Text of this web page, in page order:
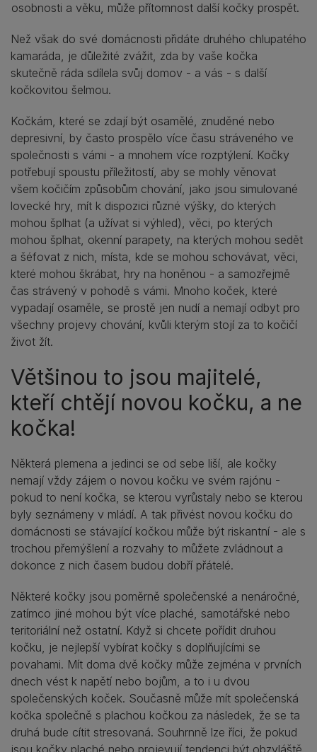
osobnosti a věku, může přítomnost další kočky prospět.
Než však do své domácnosti přidáte druhého chlupatého
kamaráda, je důležité zvážit, zda by vaše kočka
skutečně ráda sdílela svůj domov - a vás - s další
kočkovitou šelmou.
Kočkám, které se zdají být osamělé, znuděné nebo
depresivní, by často prospělo více času stráveného ve
společnosti s vámi - a mnohem více rozptýlení. Kočky
potřebují spoustu příležitostí, aby se mohly věnovat
všem kočičím způsobům chování, jako jsou simulované
lovecké hry, mít k dispozici různé výšky, do kterých
mohou šplhat (a užívat si výhled), věci, po kterých
mohou šplhat, okenní parapety, na kterých mohou sedět
a šéfovat z nich, místa, kde se mohou schovávat, věci,
které mohou škrábat, hry na honěnou - a samozřejmě
čas strávený v pohodě s vámi. Mnoho koček, které
vypadají osaměle, se prostě jen nudí a nemají odbyt pro
všechny projevy chování, kvůli kterým stojí za to kočičí
život žít.
Většinou to jsou majitelé,
kteří chtějí novou kočku, a ne
kočka!
Některá plemena a jedinci se od sebe liší, ale kočky
nemají vždy zájem o novou kočku ve svém rajónu -
pokud to není kočka, se kterou vyrůstaly nebo se kterou
byly seznámeny v mládí. A tak přivést novou kočku do
domácnosti se stávající kočkou může být riskantní - ale s
trochou přemýšlení a rozvahy to můžete zvládnout a
dokonce z nich časem budou dobří přátelé.
Některé kočky jsou poměrně společenské a nenáročné,
zatímco jiné mohou být více plaché, samotářské nebo
teritoriální než ostatní. Když si chcete pořídit druhou
kočku, je nejlepší vybírat kočky s doplňujícími se
povahami. Mít doma dvě kočky může zejména v prvních
dnech vést k napětí nebo bojům, a to i u dvou
společenských koček. Současně může mít společenská
kočka společně s plachou kočkou za následek, že se ta
druhá bude cítit stresovaná. Souhrnně lze říci, že pokud